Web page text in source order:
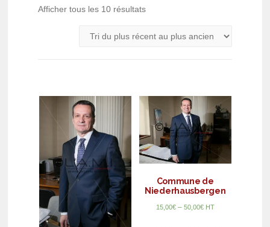
Afficher tous les 10 résultats
Commune de
Niederhausbergen
15,00€– 50,00€ HT